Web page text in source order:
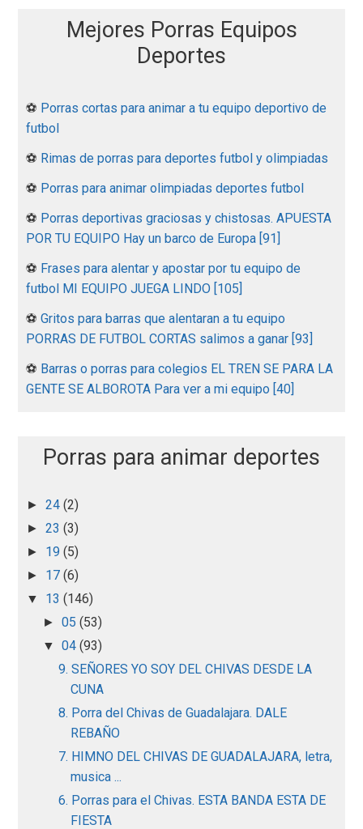
Mejores Porras Equipos
Deportes
⚽ Porras cortas para animar a tu equipo deportivo de
futbol
⚽ Rimas de porras para deportes futbol y olimpiadas
⚽ Porras para animar olimpiadas deportes futbol
⚽ Porras deportivas graciosas y chistosas. APUESTA
POR TU EQUIPO Hay un barco de Europa [91]
⚽ Frases para alentar y apostar por tu equipo de
futbol MI EQUIPO JUEGA LINDO [105]
⚽Gritos para barras que alentaran a tu equipo
PORRAS DE FUTBOL CORTAS salimos a ganar [93]
⚽ Barras o porras para colegios EL TREN SE PARA LA
GENTE SE ALBOROTA Para ver a mi equipo [40]
Porras para animar deportes
►24(2)
►23(3)
► 19(5)
► 17(6)
▼ 13(146)
► 05 (53)
▼ 04 (93)
9. SEÑORES YO SOY DEL CHIVAS DESDE LA
CUNA
8. Porra del Chivas de Guadalajara. DALE
REBAÑO
7. HIMNO DEL CHIVAS DE GUADALAJARA, letra,
musica ...
6. Porras para el Chivas. ESTA BANDA ESTA DE
FIESTA